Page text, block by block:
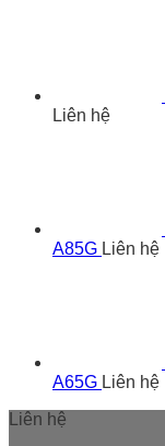
Liên hệ
A85G Liên hệ
A65G Liên hệ
Liên hệ